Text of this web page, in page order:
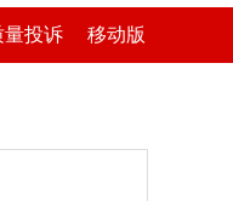
量投诉 移动版